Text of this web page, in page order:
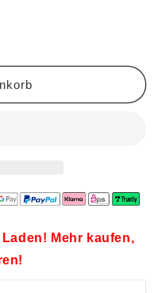
Mehr kaufen,